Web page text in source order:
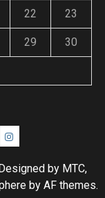
22 23
29 30
Instagram
by MTC,
by AF themes.